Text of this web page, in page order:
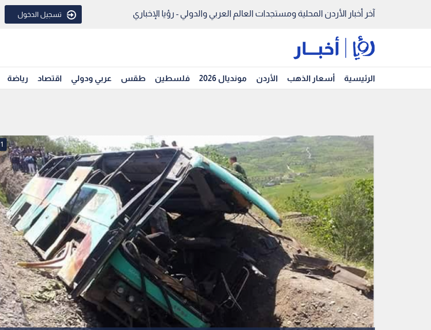
آخر أخبار الأردن المحلية ومستجدات العالم العربي والدولي - رؤيا الإخباري تسجيل الدخول
الرئيسية أسعار الذهب الأردن مونديال 2026 فلسطين طقس عربي ودولي اقتصاد رياضة
1